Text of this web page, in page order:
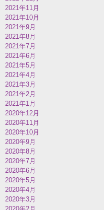
2021年11月
2021年10月
2021年9月
2021年8月
2021年7月
2021年6月
2021年5月
2021年4月
2021年3月
2021年2月
2021年1月
2020年12月
2020年11月
2020年10月
2020年9月
2020年8月
2020年7月
2020年6月
2020年5月
2020年4月
2020年3月